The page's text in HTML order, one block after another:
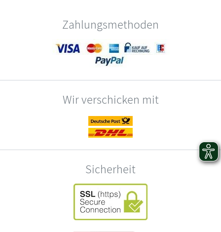
Zahlungsmethoden
Wir verschicken mit
Sicherheit